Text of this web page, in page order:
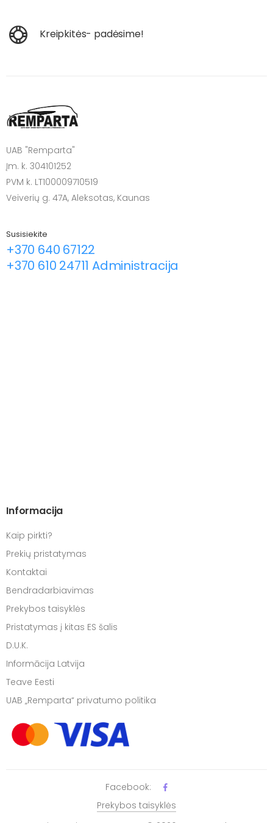
Kreipkitės- padėsime!
UAB "Remparta"
Įm. k. 304101252
PVM k. LT100009710519
Veiverių g. 47A, Aleksotas, Kaunas
Susisiekite
+370 640 67122
+370 610 24711 Administracija
Informacija
Kaip pirkti?
Prekių pristatymas
Kontaktai
Bendradarbiavimas
Prekybos taisyklės
Pristatymas į kitas ES šalis
D.U.K.
Informācija Latvija
Teave Eesti
UAB „Remparta“ privatumo politika
Prekybos taisyklės
Facebook: